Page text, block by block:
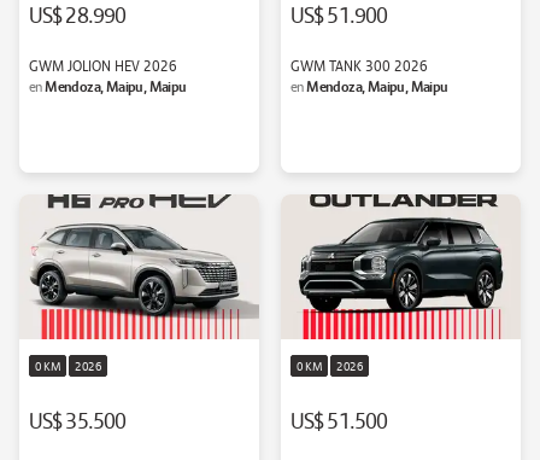
US$ 28.990
GWM JOLION HEV 2026
enMendoza, Maipu, Maipu
US$ 51.900
GWM TANK 300 2026
enMendoza, Maipu, Maipu
0 KM 2026
US$ 35.500
0 KM 2026
US$ 51.500